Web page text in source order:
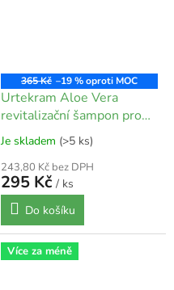
365 Kč –19 %
Urtekram Aloe Vera
revitalizační šampon pro
normální vlasy - 500 ml
Je skladem (>5 ks)
243,80 Kč bez DPH
295 Kč / ks
Do košíku
Více za méně